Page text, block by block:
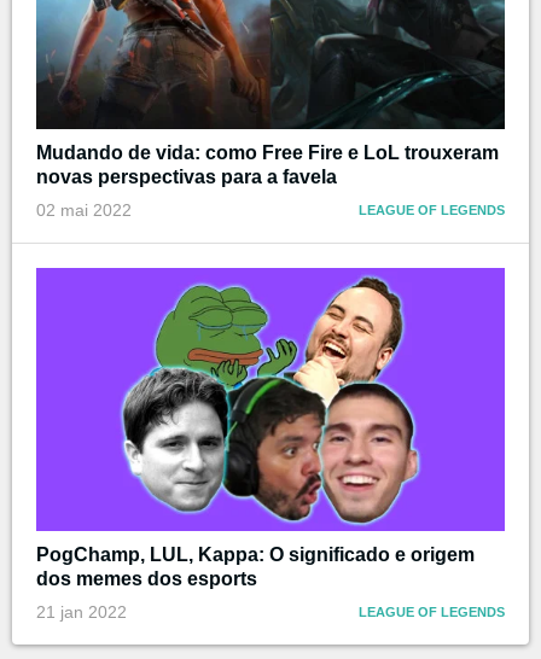
Mudando de vida: como Free Fire e LoL trouxeram
novas perspectivas para a favela
02 mai 2022 LEAGUE OF LEGENDS
PogChamp, LUL, Kappa: O significado e origem
dos memes dos esports
21 jan 2022 LEAGUE OF LEGENDS